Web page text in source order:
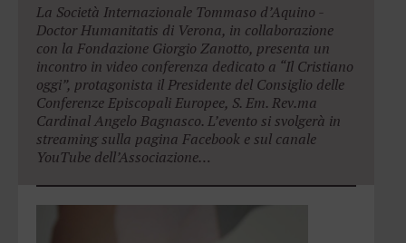
La Società Internazionale Tommaso d’Aquino -
Doctor Humanitatis di Verona, in collaborazione
con la Fondazione Giorgio Zanotto, presenta un
incontro in video conferenza dedicato a “Il Cristiano
oggi”, protagonista il Presidente del Consiglio delle
Conferenze Episcopali Europee, S. Em. Rev.ma
Cardinal Angelo Bagnasco. L’evento si svolgerà in
streaming sulla pagina Facebook e sul canale
YouTube dell’Associazione…